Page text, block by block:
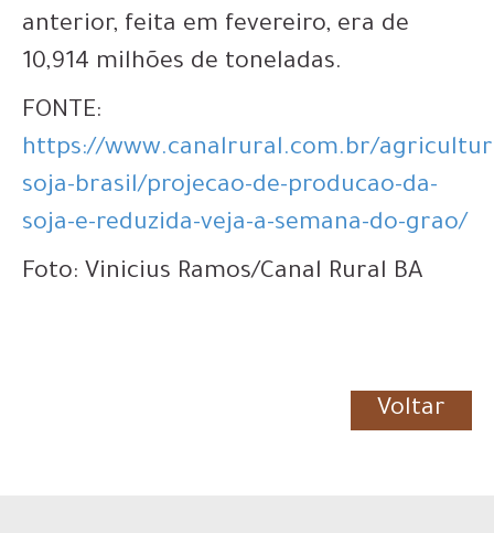
anterior, feita em fevereiro, era de
10,914 milhões de toneladas.
FONTE:
https://www.canalrural.com.br/
soja-brasil/projecao-de-producao-da-
soja-e-reduzida-veja-a-semana-do-grao/
Foto: Vinicius Ramos/Canal Rural BA
Voltar